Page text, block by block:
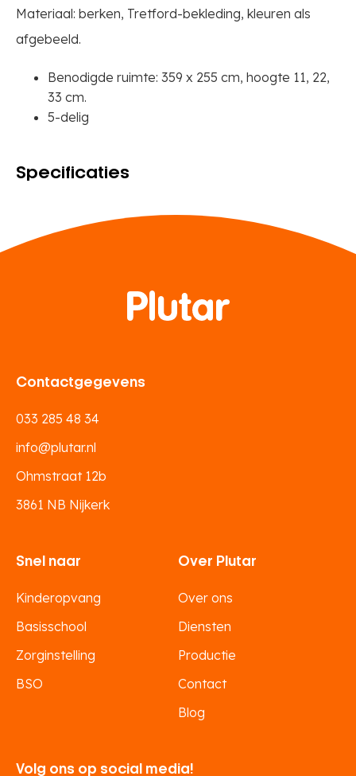
Materiaal: berken, Tretford-bekleding, kleuren als
afgebeeld.
Benodigde ruimte: 359 x 255 cm, hoogte 11, 22,
33 cm.
5-delig
Specificaties
Volg ons op social media!
Contactgegevens
033 285 48 34
info@plutar.nl
Ohmstraat 12b
3861 NB Nijkerk
Snel naar
Kinderopvang
Basisschool
Zorginstelling
BSO
Over Plutar
Over ons
Diensten
Productie
Contact
Blog